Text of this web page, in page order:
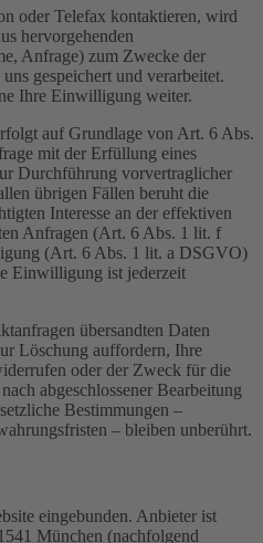
oder Telefax kontaktieren, wird
hervorgehenden
Anfrage) zum Zwecke der
gespeichert und verarbeitet.
Ihre Einwilligung weiter.
auf Grundlage von Art. 6 Abs.
mit der Erfüllung eines
Durchführung vorvertraglicher
übrigen Fällen beruht die
Interesse an der effektiven
Anfragen (Art. 6 Abs. 1 lit. f
(Art. 6 Abs. 1 lit. a DSGVO)
Einwilligung ist jederzeit
übersandten Daten
Löschung auffordern, Ihre
oder der Zweck für die
abgeschlossener Bearbeitung
Bestimmungen –
– bleiben unberührt.
eingebunden. Anbieter ist
München (nachfolgend